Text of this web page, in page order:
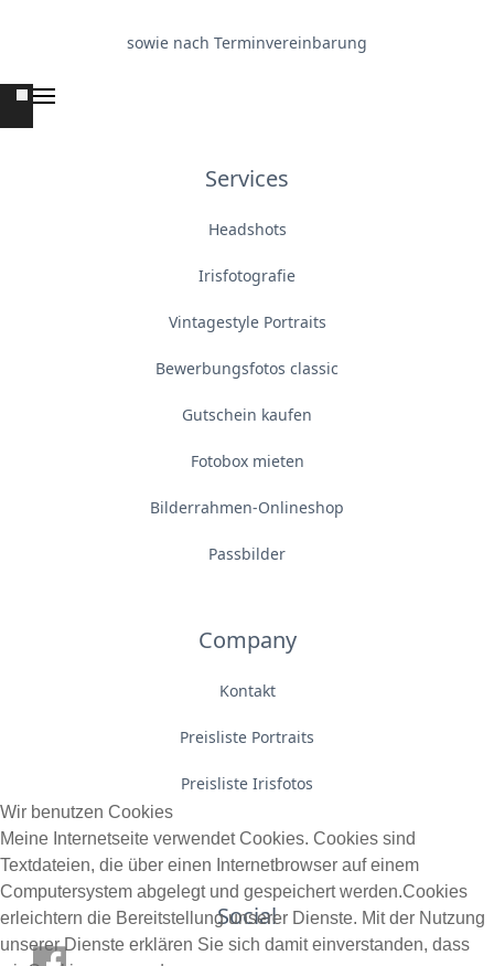
sowie nach Terminvereinbarung
Services
Headshots
Irisfotografie
Vintagestyle Portraits
Bewerbungsfotos classic
Gutschein kaufen
Fotobox mieten
Bilderrahmen-Onlineshop
Passbilder
Company
Kontakt
Preisliste Portraits
Preisliste Irisfotos
Social
Wir benutzen Cookies
Meine Internetseite verwendet Cookies. Cookies sind
Textdateien, die über einen Internetbrowser auf einem
Computersystem abgelegt und gespeichert werden.Cookies
erleichtern die Bereitstellung unserer Dienste. Mit der Nutzung
unserer Dienste erklären Sie sich damit einverstanden, dass